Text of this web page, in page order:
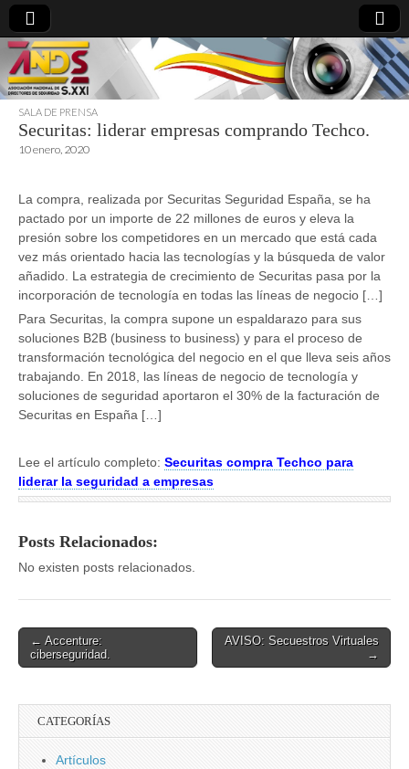
directoresdeseguridad.es
SALA DE PRENSA
Securitas: liderar empresas comprando Techco.
10 enero, 2020
La compra, realizada por Securitas Seguridad España, se ha
pactado por un importe de 22 millones de euros y eleva la
presión sobre los competidores en un mercado que está cada
vez más orientado hacia las tecnologías y la búsqueda de valor
añadido. La estrategia de crecimiento de Securitas pasa por la
incorporación de tecnología en todas las líneas de negocio […]
Para Securitas, la compra supone un espaldarazo para sus
soluciones B2B (business to business) y para el proceso de
transformación tecnológica del negocio en el que lleva seis años
trabajando. En 2018, las líneas de negocio de tecnología y
soluciones de seguridad aportaron el 30% de la facturación de
Securitas en España […]
Lee el artículo completo: Securitas compra Techco para
liderar la seguridad a empresas
Posts Relacionados:
No existen posts relacionados.
Post
navigation
← Accenture:
ciberseguridad.
AVISO: Secuestros Virtuales
→
CATEGORÍAS
Artículos